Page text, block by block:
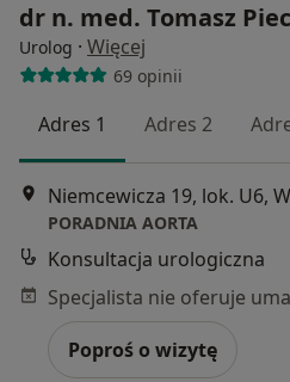
dr n. med. Tomasz
Urolog · Więcej
69 opinii
Adres 1 Adres 2
Niemcewicza 19, lok. U6,
PORADNIA AORTA
Konsultacja urologiczna
Poproś o wizytę